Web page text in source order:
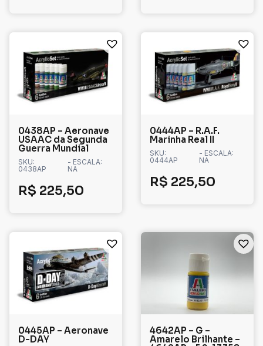
0438AP – Aeronave
USAAC da Segunda
Guerra Mundial
SKU:
0438AP
- ESCALA:
NA
R$ 225,50
0444AP – R.A.F.
Marinha Real II
SKU:
0444AP
- ESCALA:
NA
R$ 225,50
0445AP – Aeronave
D-DAY
4642AP – G –
Amarelo Brilhante –